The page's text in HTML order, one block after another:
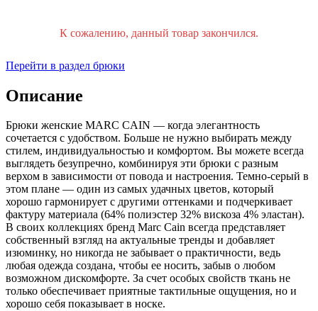
К сожалению, данный товар закончился.
Перейти в раздел брюки
Описание
Брюки женские MARC CAIN — когда элегантность
сочетается с удобством. Больше не нужно выбирать между
стилем, индивидуальностью и комфортом. Вы можете всегда
выглядеть безупречно, комбинируя эти брюки с разным
верхом в зависимости от повода и настроения. Темно-серый в
этом плане — один из самых удачных цветов, который
хорошо гармонирует с другими оттенками и подчеркивает
фактуру материала (64% полиэстер 32% вискоза 4% эластан).
В своих коллекциях бренд Marc Cain всегда представляет
собственный взгляд на актуальные тренды и добавляет
изюминку, но никогда не забывает о практичности, ведь
любая одежда создана, чтобы ее носить, забыв о любом
возможном дискомфорте. За счет особых свойств ткань не
только обеспечивает приятные тактильные ощущения, но и
хорошо себя показывает в носке.